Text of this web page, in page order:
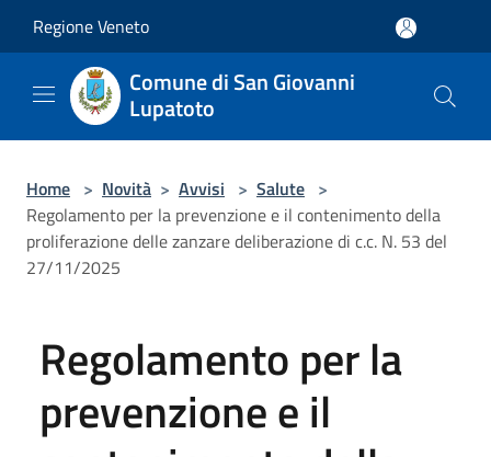
Regione Veneto
Comune di San Giovanni
Lupatoto
Home > Novità > Avvisi > Salute >
Regolamento per la prevenzione e il contenimento della
proliferazione delle zanzare deliberazione di c.c. N. 53 del
27/11/2025
Regolamento per la
prevenzione e il